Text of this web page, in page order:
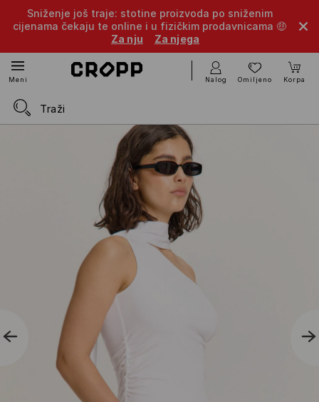
Sniženje još traje: stotine proizvoda po sniženim
cijenama čekaju te online i u fizičkim prodavnicama 🤑
Za nju
Za njega
Meni Nalog Omiljeno Korpa